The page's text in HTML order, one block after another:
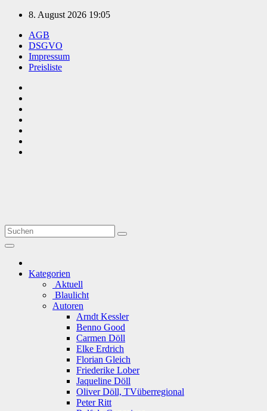
Zum
springen
8. August 2026 19:05
AGB
DSGVO
Impressum
Preisliste
Kategorien
Aktuell
Blaulicht
Autoren
Arndt Kessler
Benno Good
Carmen Döll
Elke Erdrich
Florian Gleich
Friederike Lober
Jaqueline Döll
Oliver Döll, TVüberregional
Peter Ritt